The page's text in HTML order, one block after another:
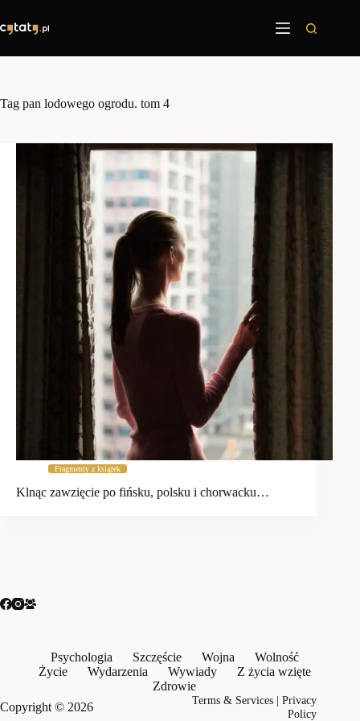
treści
Tag pan lodowego ogrodu. tom 4
Fragmenty z książek
Klnąc zawzięcie po fińsku, polsku i chorwacku…
Psychologia Szczęście Wojna
Wolność
Życie
Wydarzenia Wywiady
Z życia wzięte
Zdrowie
Copyright © 2026
Terms & Services |Privacy
Policy